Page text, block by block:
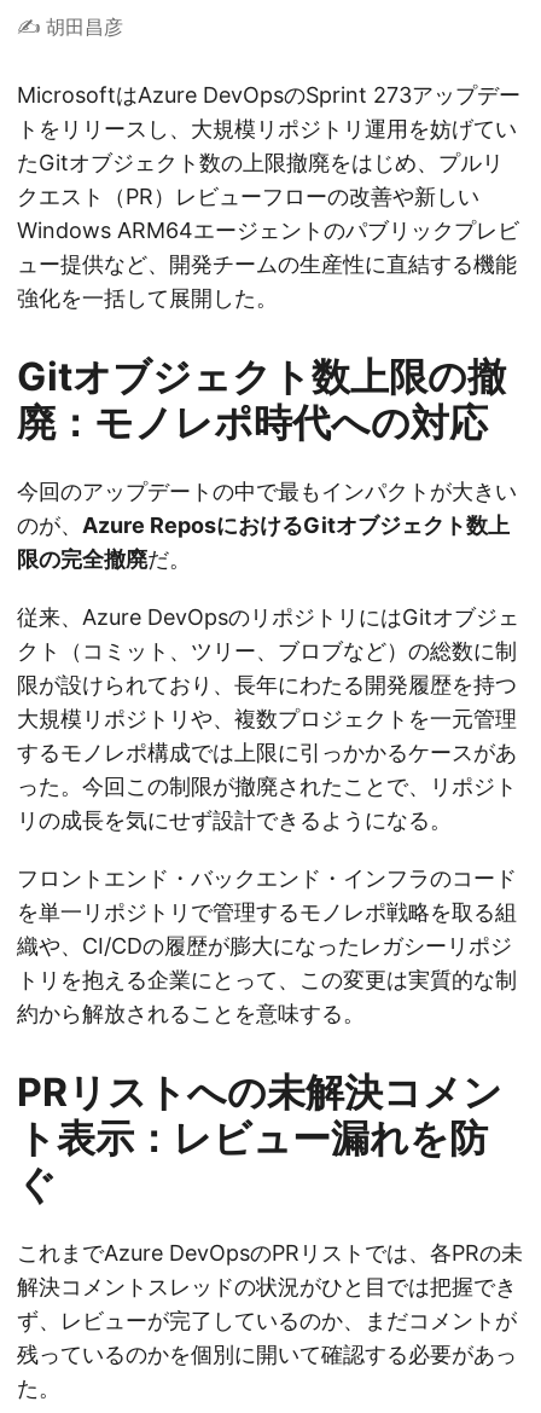
✍️ 胡田昌彦
MicrosoftはAzure DevOpsのSprint 273アップデー
トをリリースし、大規模リポジトリ運用を妨げてい
たGitオブジェクト数の上限撤廃をはじめ、プルリ
クエスト（PR）レビューフローの改善や新しい
Windows ARM64エージェントのパブリックプレビ
ュー提供など、開発チームの生産性に直結する機能
強化を一括して展開した。
Gitオブジェクト数上限の撤
廃：モノレポ時代への対応
今回のアップデートの中で最もインパクトが大きい
のが、 Azure ReposにおけるGitオブジェクト数上
限の完全撤廃だ。
従来、Azure DevOpsのリポジトリにはGitオブジェ
クト（コミット、ツリー、ブロブなど）の総数に制
限が設けられており、長年にわたる開発履歴を持つ
大規模リポジトリや、複数プロジェクトを一元管理
するモノレポ構成では上限に引っかかるケースがあ
った。今回この制限が撤廃されたことで、リポジト
リの成長を気にせず設計できるようになる。
フロントエンド・バックエンド・インフラのコード
を単一リポジトリで管理するモノレポ戦略を取る組
織や、CI/CDの履歴が膨大になったレガシーリポジ
トリを抱える企業にとって、この変更は実質的な制
約から解放されることを意味する。
PRリストへの未解決コメン
ト表示：レビュー漏れを防
ぐ
これまでAzure DevOpsのPRリストでは、各PRの未
解決コメントスレッドの状況がひと目では把握でき
ず、レビューが完了しているのか、まだコメントが
残っているのかを個別に開いて確認する必要があっ
た。